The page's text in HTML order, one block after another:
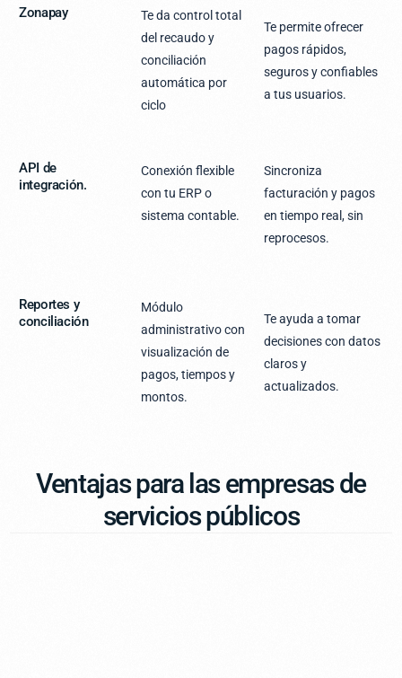
Zonapay
Te da control total
del recaudo y
conciliación
automática por
ciclo
Te permite ofrecer
pagos rápidos,
seguros y confiables
a tus usuarios.
API de
integración.
Conexión flexible
con tu ERP o
sistema contable.
Sincroniza
facturación y pagos
en tiempo real, sin
reprocesos.
Reportes y
conciliación
Módulo
administrativo con
visualización de
pagos, tiempos y
montos.
Te ayuda a tomar
decisiones con datos
claros y
actualizados.
Ventajas para las empresas de
servicios públicos